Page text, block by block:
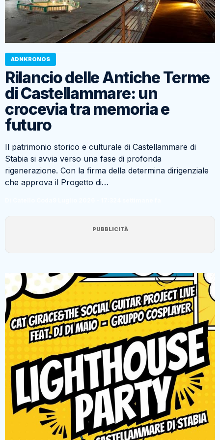
ADNKRONOS
Rilancio delle Antiche Terme
di Castellammare: un
crocevia tra memoria e
futuro
Il patrimonio storico e culturale di Castellammare di
Stabia si avvia verso una fase di profonda
rigenerazione. Con la firma della determina dirigenziale
che approva il Progetto di…
PUBBLICITÀ